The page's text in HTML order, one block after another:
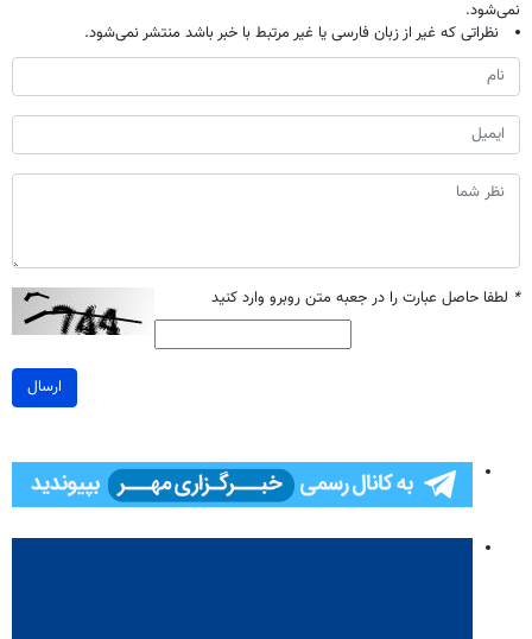
نمی‌شود.
نظراتی که غیر از زبان فارسی یا غیر مرتبط با خبر باشد منتشر نمی‌شود.
* لطفا حاصل عبارت را در جعبه متن روبرو وارد کنید
ارسال